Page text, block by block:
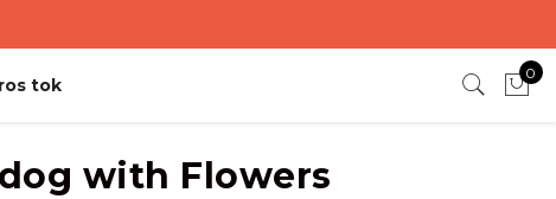
tok
0
with Flowers